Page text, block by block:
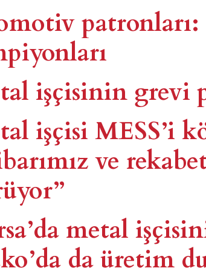
işçisinin grevi
işçisi MESS’i
ve
metal
da üretim